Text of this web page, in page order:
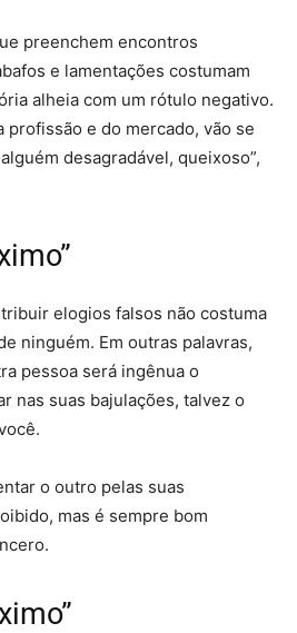
preenchem encontros
e lamentações costumam
alheia com um rótulo negativo.
profissão e do mercado, vão se
desagradável, queixoso”,
elogios falsos não costuma
ninguém. Em outras palavras,
pessoa será ingênua o
nas suas bajulações, talvez o
o outro pelas suas
mas é sempre bom